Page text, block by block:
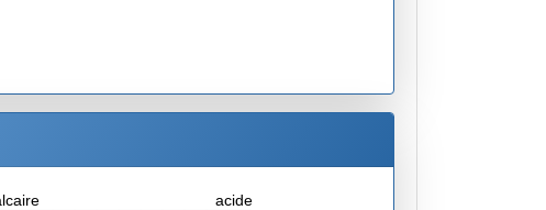
acide